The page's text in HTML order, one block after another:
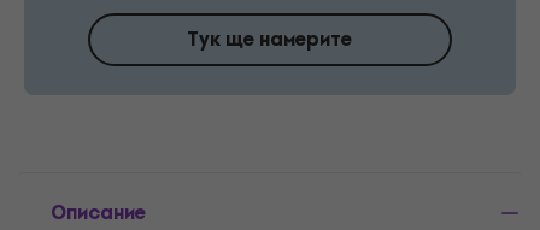
Тук ще намерите
Описание